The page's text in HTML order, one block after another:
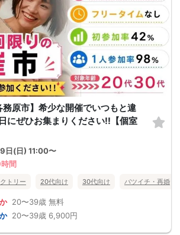
務原市】希少な開催でいつもと違
にぜひお集まりください!!【個室
日(日) 11:00〜
間
トリー 20代向け 30代向け バツイチ・再婚
20〜39歳 無料
20〜39歳 6,900円